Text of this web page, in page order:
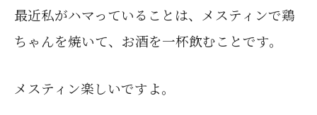
最近私がハマっていることは、
メスティンで鶏
ちゃんを焼いて、お酒を一杯飲むことです。
メスティン楽しいですよ。